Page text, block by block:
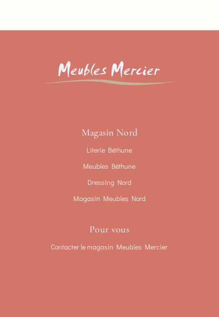
Magasin Nord
Literie Béthune
Meubles Béthune
Dressing Nord
Magasin Meubles Nord
Pour vous
Contacter le magasin Meubles Mercier